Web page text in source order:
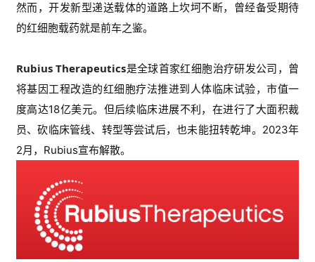
然而，开发新型递送载体的道路上坎坷不断，曾经备受期待
的红细胞载药就是前车之鉴。
Rubius Therapeutics是全球首家红细胞治疗研发公司，曾
将基因工程改造的红细胞疗法推进到人体临床试验，市值一
度高达18亿美元。但后续临床进展不利，在进行了大面积裁
员、砍临床管线、转型等尝试后，也未能扭转乾坤。 2023年
2月，Rubius宣布解散。